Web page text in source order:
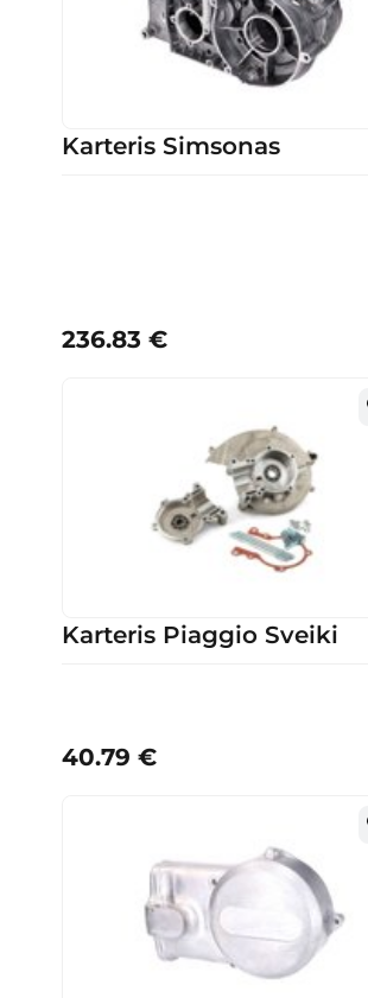
Karteris Simsonas
236.83 €
Karteris Piaggio Sveiki
40.79 €